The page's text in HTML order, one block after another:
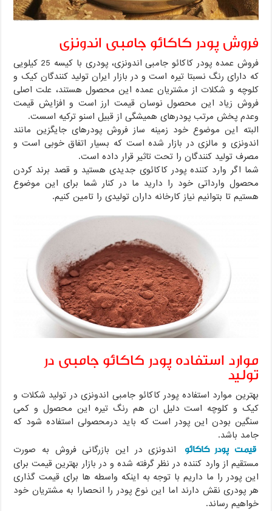
فروش پودر کاکائو جامبی اندونزی
فروش عمده پودر کاکائو جامبی اندونزی، پودری با کیسه 25 کیلویی
که دارای رنگ نسبتا تیره است و در بازار ایران تولید کنندگان کیک و
کلوچه و شکلات از مشتریان عمده این محصول هستند، علت اصلی
فروش زیاد این محصول نوسان قیمت ارز است و افزایش قیمت
وعدم پخش مرتب پودرهای همیشگی از قبیل اسنو ترکیه اسست.
البته این موضوع خود زمینه ساز فروش پودرهای جایگزین مانند
اندونزی و مالزی در بازار شده است که بسیار اتفاق خوبی است و
مصرف تولید کنندگان را تحت تاثیر قرار داده است.
شما اگر وارد کننده پودر کاکائوی جدیدی هستید و قصد برند کردن
محصول وارداتی خود را دارید ما در کنار شما برای این موضوع
هستیم تا بتوانیم نیاز کارخانه داران تولیدی را تامین کنیم.
موارد استفاده پودر کاکائو جامبی در
تولید
بهترین موارد استفاده پودر کاکائو جامبی اندونزی در تولید شکلات و
کیک و کلوچه است دلیل ان هم رنگ تیره این محصول و کمی
سنگین بودن این پودر است که باید درمحصولی استفاده شود که
جامد باشد.
قیمت پودر کاکائو
اندونزی در این بازرگانی فروش به صورت
مستقیم از وارد کننده در نظر گرفته شده و در بازار بهترین قیمت برای
این پودر را ما داریم با توجه به اینکه واسطه ها برای قیمت گذاری
هر پودری نقش دارند اما این نوع پودر را انحصارا به مشتریان خود
خواهیم رساند.